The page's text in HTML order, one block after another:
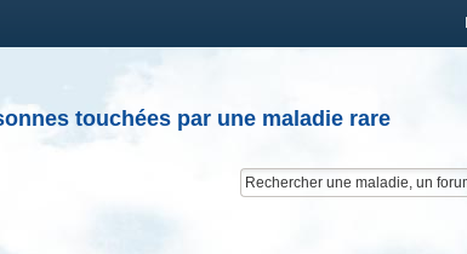
touchées par une maladie rare